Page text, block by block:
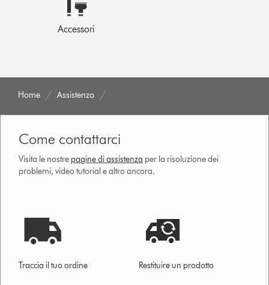
Accessori
Home Assistenza
Come contattarci
Visita le nostre pagine di assistenza per la risoluzione dei
problemi, video tutorial e altro ancora.
Traccia il tuo ordine Restituire un prodotto